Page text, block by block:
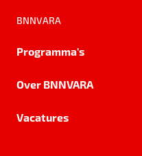
BNNVARA
Programma's
Over BNNVARA
Vacatures